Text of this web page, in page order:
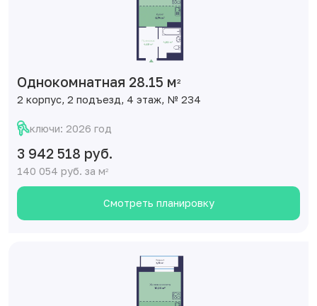
Однокомнатная 28.15 м2
2 корпус, 2 подъезд, 4 этаж, № 234
ключи: 2026 год
3 942 518 руб.
140 054 руб. за м2
Смотреть планировку